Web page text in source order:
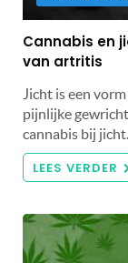
Cannabis en
van artritis
Jicht is een
pijnlijke
cannabis bij jicht.
LEES VERDER